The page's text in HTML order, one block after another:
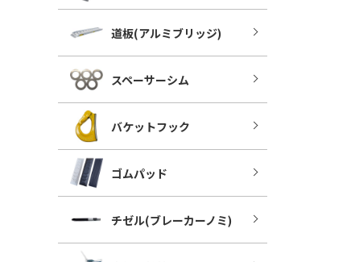
道板(アルミブリッジ)
スペーサーシム
バケットフック
ゴムパッド
チゼル(ブレーカーノミ)